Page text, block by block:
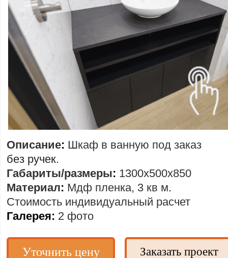
Заказать проект
Уточнить цену
Описание: Шкаф в ванную под заказ
без ручек.
Габариты/размеры: 1300х500х850
Материал: Мдф пленка, 3 кв м.
Стоимость индивидуальный расчет
Галерея: 2 фото